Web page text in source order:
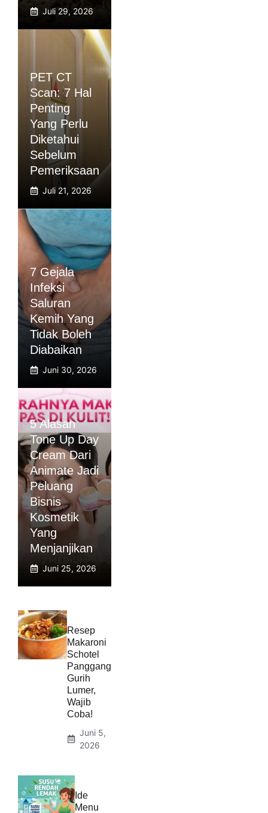
Juli 29, 2026
PET CT
Scan: 7 Hal
Penting
Yang Perlu
Diketahui
Sebelum
Pemeriksaan
Juli 21, 2026
7 Gejala
Infeksi
Saluran
Kemih Yang
Tidak Boleh
Diabaikan
Juni 30, 2026
5 Alasan
Tone Up Day
Cream Dari
Animate Jadi
Peluang
Bisnis
Kosmetik
Yang
Menjanjikan
Juni 25, 2026
Resep
Makaroni
Schotel
Panggang
Gurih
Lumer,
Wajib
Coba!
Juni 5,
2026
Ide
Menu